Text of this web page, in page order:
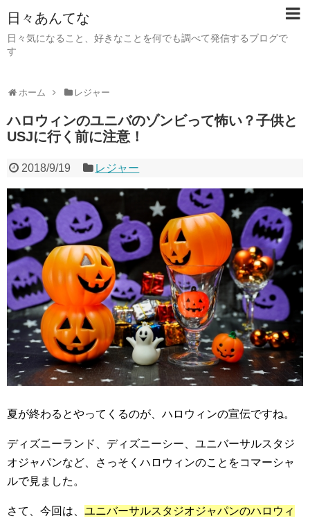
日々あんてな
日々気になること、好きなことを何でも調べて発信するブログで
す
ホーム レジャー
ハロウィンのユニバのゾンビって怖い？子供と
USJに行く前に注意！
2018/9/19 レジャー
夏が終わるとやってくるのが、ハロウィンの宣伝ですね。
ディズニーランド、ディズニーシー、ユニバーサルスタジ
オジャパンなど、さっそくハロウィンのことをコマーシャ
ルで見ました。
さて、今回は、 ユニバーサルスタジオジャパンのハロウィ